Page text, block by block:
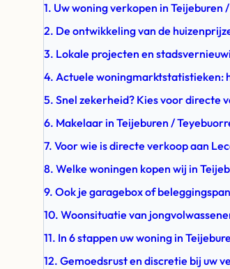
1. Uw woning verkopen in Teijeburen
2. De ontwikkeling van de
3. Lokale projecten en
4. Actuele woningmarktstatistieken:
5. Snel zekerheid? Kies voor directe
6. Makelaar in Teijeburen /
7. Voor wie is directe verkoop aan
8. Welke woningen kopen wij in
9. Ook je garagebox of
10. Woonsituatie van
11. In 6 stappen uw woning in
12. Gemoedsrust en discretie bij uw